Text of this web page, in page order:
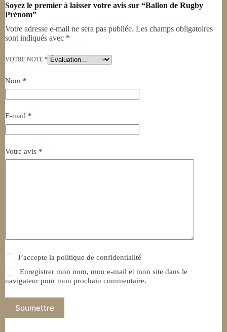
Soyez le premier à laisser votre avis sur “Ballon de Rugby
Prénom”
Votre adresse e-mail ne sera pas publiée. Les champs obligatoires
sont indiqués avec *
VOTRE NOTE *
Nom *
E-mail *
Votre avis *
J’accepte lapolitique de confidentialité
Enregistrer mon nom, mon e-mail et mon site dans le
navigateur pour mon prochain commentaire.
Soumettre